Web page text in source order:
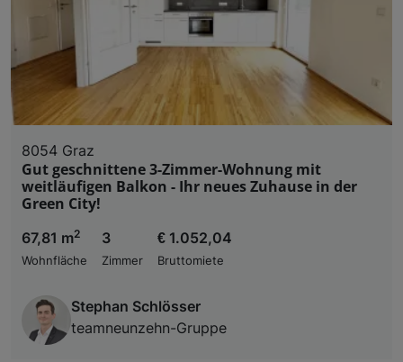
8054 Graz
Gut geschnittene 3-Zimmer-Wohnung mit
weitläufigen Balkon - Ihr neues Zuhause in der
Green City!
67,81 m2
Wohnfläche
3
Zimmer
€ 1.052,04
Bruttomiete
Stephan Schlösser
teamneunzehn-Gruppe